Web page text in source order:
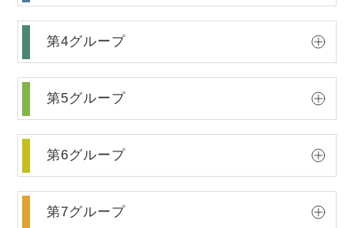
第4グループ
第5グループ
第6グループ
第7グループ